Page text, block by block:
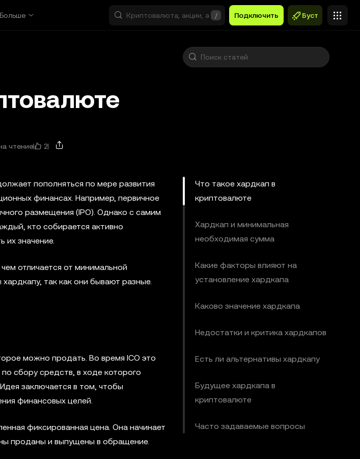
Больше / Подключить Буст
чтение 2
пополняться по мере развития
финансах. Например, первичное
размещения (IPO). Однако с самим
кто собирается активно
их значение.
отличается от минимальной
так как они бывают разные.
можно продать. Во время ICO это
сбору средств, в ходе которого
заключается в том, чтобы
финансовых целей.
фиксированная цена. Она начинает
проданы и выпущены в обращение.
Что такое хардкап в
криптовалюте
Хардкап и минимальная
необходимая сумма
Какие факторы влияют на
установление хардкапа
Каково значение хардкапа
Недостатки и критика хардкапов
Есть ли альтернативы хардкапу
Будущее хардкапа в
криптовалюте
Часто задаваемые вопросы